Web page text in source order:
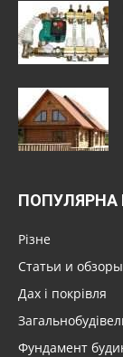
ПОПУЛЯРНА
Різне
Статьи и обзоры
Дах і покрівля
Фундамент